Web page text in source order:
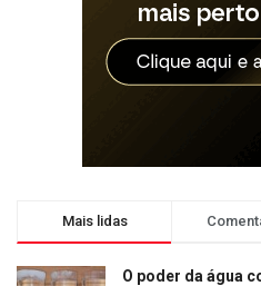
Mais lidas
O poder da água